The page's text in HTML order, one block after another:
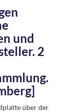
und
2
über der